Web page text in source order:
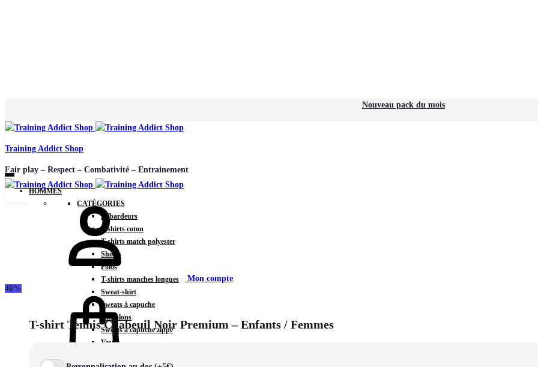
Nouveau pack du mois
Training Addict Shop
Fair play – Respect – Combativité – Entrainement
HOMMES
CATÉGORIES
Débardeurs
T-shirts coton
T-shirts match polyester
Shorts
Polos
T-shirts manches longues
Sweat-shirt
Sweats à capuche
Pantalons
Sweats à capuche zippé
Vestes
Mon compte
40%
T-shirt Tennis Chabeuil Noir Premium – Enfants / Femmes